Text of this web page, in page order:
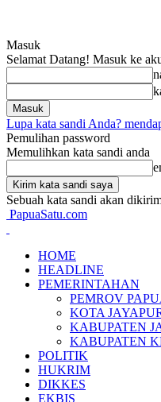
Masuk
Selamat Datang! Masuk ke
Lupa kata sandi Anda?
Pemulihan password
Memulihkan kata sandi anda
Sebuah kata sandi akan
PapuaSatu.com
HOME
HEADLINE
PEMERINTAHAN
PEMROV
KOTA
KABUPATEN
KABUPATEN
POLITIK
HUKRIM
DIKKES
EKBIS